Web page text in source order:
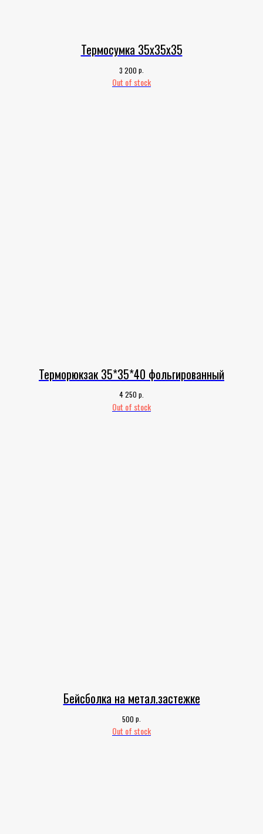
Термосумка 35х35х35
3 200 р.
Out of stock
Терморюкзак 35*35*40 фольгированный
4 250 р.
Out of stock
Бейсболка на метал.застежке
500 р.
Out of stock